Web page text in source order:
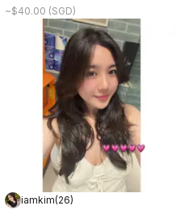
~$40.00 (SGD)
iamkim(26)